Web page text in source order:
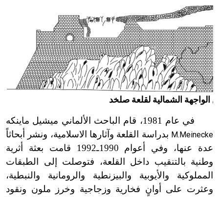
الشمالية لقلعة صلخد
في عام 1981، قام الباحث الألماني ميشيل ماينكه
M.Meinecke بدراسة القلعة وآثارها الاسلامية، ونشر أبحاثاً
عدة عنها، وفي أعوام 1990ـ1992 قامت بعثة أثرية
وطنية بالتنقيب داخل القلعة، فتوصلت إلى الطبقات
المملوكية والأيوبية والبيزنطية والرومانية والنبطية،
وعثرت على أوانٍ فخارية وزجاجية وخرز ملون ونقود